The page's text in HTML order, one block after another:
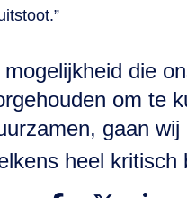
mogelijkheid die
om te
gaan wij
heel kritisch